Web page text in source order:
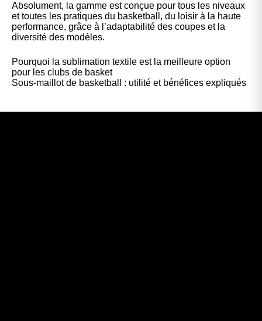
Absolument, la gamme est conçue pour tous les niveaux
et toutes les pratiques du basketball, du loisir à la haute
performance, grâce à l’adaptabilité des coupes et la
diversité des modèles.
Pourquoi la sublimation textile est la meilleure option
pour les clubs de basket
Sous-maillot de basketball : utilité et bénéfices expliqués